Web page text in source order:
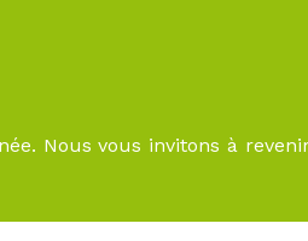
Nous vous invitons à